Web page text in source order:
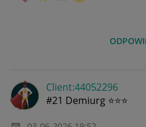
Client:44052296
#21 Demiurg ⭐⭐⭐